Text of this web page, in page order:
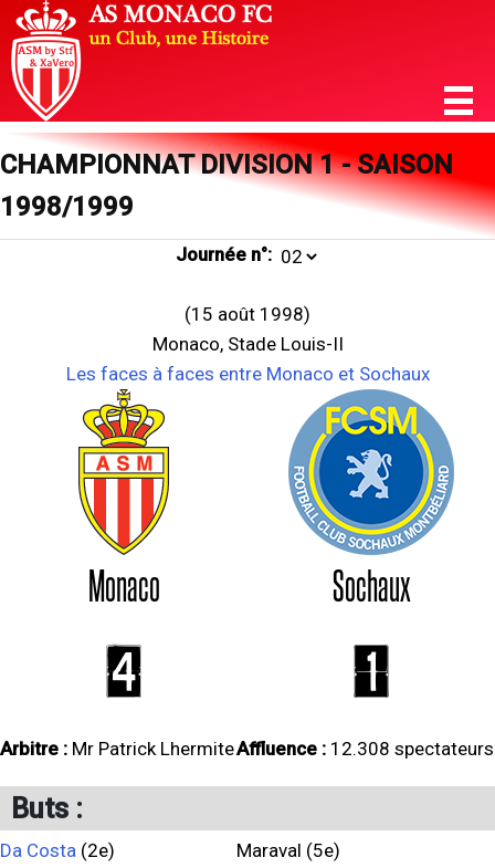
CHAMPIONNAT DIVISION 1 - SAISON
1998/1999
Journée n°:
(15 août 1998)
Monaco, Stade Louis-II
Les faces à faces entre Monaco et Sochaux
Monaco Sochaux
4 1
Arbitre : Mr Patrick LhermiteAffluence : 12.308 spectateurs
Buts :
Da Costa (2e)
Maraval (5e)